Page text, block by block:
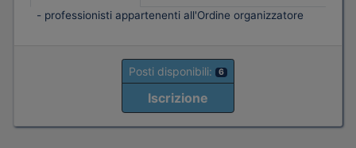
- professionisti appartenenti all'Ordine organizzatore
Posti disponibili: 6
Iscrizione